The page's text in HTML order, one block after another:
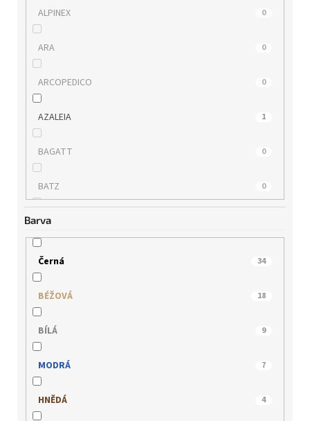
ALPINEX 0
ARA 0
ARCOPEDICO 0
AZALEIA 1
BAGATT 0
BATZ 0
BUGATTI
CAPRICE 0
EPICA 0
GERRY WEBER 0
HISPANITAS 0
HÖGL 0
Barva
Černá 34
BÉŽOVÁ 18
BÍLÁ 9
MODRÁ 7
HNĚDÁ 4